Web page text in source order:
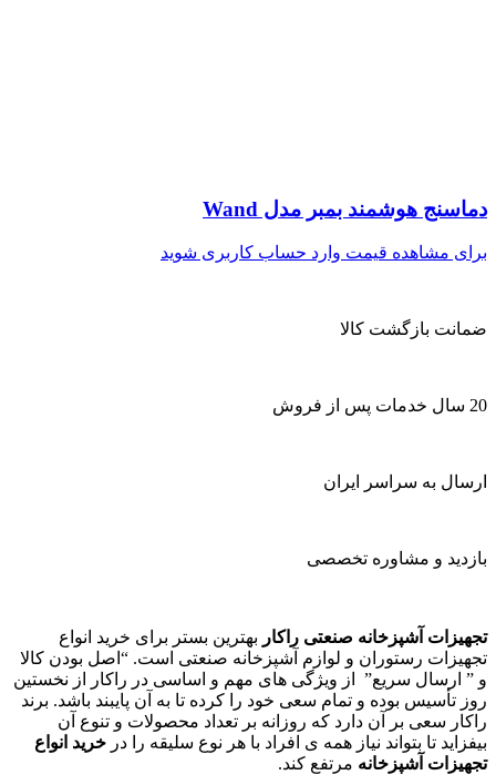
دماسنج هوشمند بمبر مدل Wand
برای مشاهده قیمت وارد حساب کاربری شوید
ضمانت بازگشت کالا
20 سال خدمات پس از فروش
ارسال به سراسر ایران
بازدید و مشاوره تخصصی
تجهیزات آشپزخانه صنعتی راکار بهترین بستر برای خرید انواع
تجهیزات رستوران و لوازم آشپزخانه صنعتی است. “اصل بودن کالا
و ” ارسال سریع” از ویژگی های مهم و اساسی در راکار از نخستین
روز تأسیس بوده و تمام سعی خود را کرده تا به آن پایبند باشد. برند
راکار سعی بر آن دارد که روزانه بر تعداد محصولات و تنوع آن
بیفزاید تا بتواند نیاز همه ی افراد با هر نوع سلیقه را در خرید انواع
تجهیزات آشپزخانه مرتفع کند.